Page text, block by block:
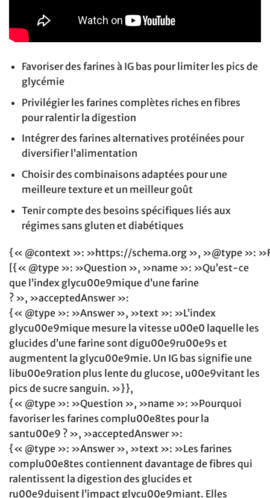
Favoriser des farines à IG bas pour limiter les pics de
glycémie
Privilégier les farines complètes riches en fibres
pour ralentir la digestion
Intégrer des farines alternatives protéinées pour
diversifier l’alimentation
Choisir des combinaisons adaptées pour une
meilleure texture et un meilleur goût
Tenir compte des besoins spécifiques liés aux
régimes sans gluten et diabétiques
{« @context »: »https://schema.org », »@type »:
[{« @type »: »Question », »name »: »Qu’est-ce
que l’index glycu00e9mique d’une farine
? », »acceptedAnswer »:
{« @type »: »Answer », »text »: »L’index
glycu00e9mique mesure la vitesse u00e0 laquelle les
glucides d’une farine sont digu00e9ru00e9s et
augmentent la glycu00e9mie. Un IG bas signifie une
libu00e9ration plus lente du glucose, u00e9vitant les
pics de sucre sanguin. »}},
{« @type »: »Question », »name »: »Pourquoi
favoriser les farines complu00e8tes pour la
santu00e9 ? », »acceptedAnswer »:
{« @type »: »Answer », »text »: »Les farines
complu00e8tes contiennent davantage de fibres qui
ralentissent la digestion des glucides et
ru00e9duisent l’impact glycu00e9miant. Elles